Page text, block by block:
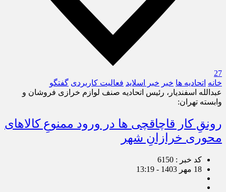
27
خانه اتحادیه ها خبر خبر اسلايد فعالیت کاربردی گفتگو
عبدالله اسفندیار، رئیس اتحادیه صنف لوازم خرازی فروشان و
وابسته تهران:
رونقِ کار قاچاقچی ها در ورود ممنوعِ کالاهای
محوری خرازانِ شهر
کد خبر : 6150
18 مهر 1403 - 13:19